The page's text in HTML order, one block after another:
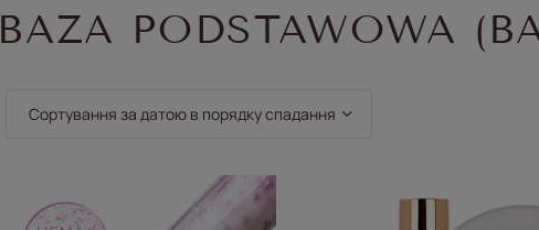
BAZA PODSTAWOWA
Змінити сортування
Сортування за датою в порядку спадання